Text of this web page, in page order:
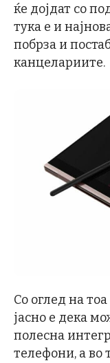
ќе дојдат со
тука е и
побрза и
канцелариите.
Со оглед на
јасно е дека
полесна
телефони, а во